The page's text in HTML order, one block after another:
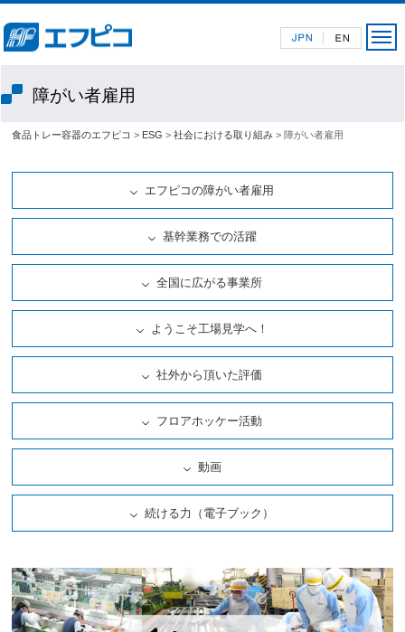
食品トレー容器のエフピコ > ESG >社会における取り組み > 障がい者雇用
障がい者雇用
エフピコの障がい者雇用
基幹業務での活躍
全国に広がる事業所
ようこそ工場見学へ！
社外から頂いた評価
フロアホッケー活動
動画
続ける力（電子ブック）